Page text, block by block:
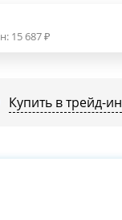
15 687₽
Купить в трейд-ин